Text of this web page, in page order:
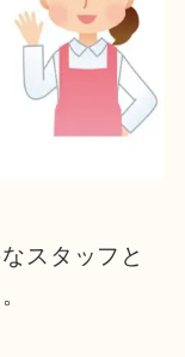
スタッフと